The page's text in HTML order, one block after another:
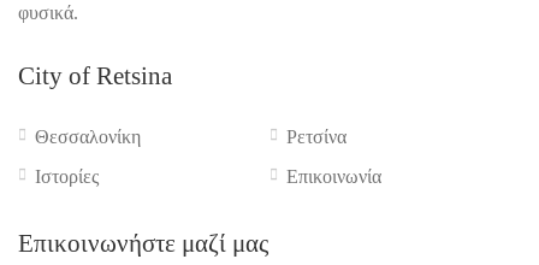
φυσικά.
City of Retsina
Θεσσαλονίκη
Ιστορίες
Ρετσίνα
Επικοινωνία
Επικοινωνήστε μαζί μας